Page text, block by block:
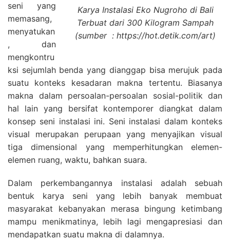
Karya Instalasi Eko Nugroho di Bali
Terbuat dari 300 Kilogram Sampah
(sumber : https://hot.detik.com/art)
seni yang
memasang,
menyatukan
, dan
mengkontru
ksi sejumlah benda yang dianggap bisa merujuk pada
suatu konteks kesadaran makna tertentu. Biasanya
makna dalam persoalan-persoalan sosial-politik dan
hal lain yang bersifat kontemporer diangkat dalam
konsep seni instalasi ini. Seni instalasi dalam konteks
visual merupakan perupaan yang menyajikan visual
tiga dimensional yang memperhitungkan elemen-
elemen ruang, waktu, bahkan suara.
Dalam perkembangannya instalasi adalah sebuah
bentuk karya seni yang lebih banyak membuat
masyarakat kebanyakan merasa bingung ketimbang
mampu menikmatinya, lebih lagi mengapresiasi dan
mendapatkan suatu makna di dalamnya.